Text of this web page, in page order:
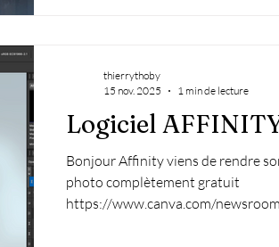
Logiciel
Bonjour Affinity viens de rendre
photo complètement gratuit
https://www.canva.com/
thierrythoby
15 nov. 2025
1 min de lecture